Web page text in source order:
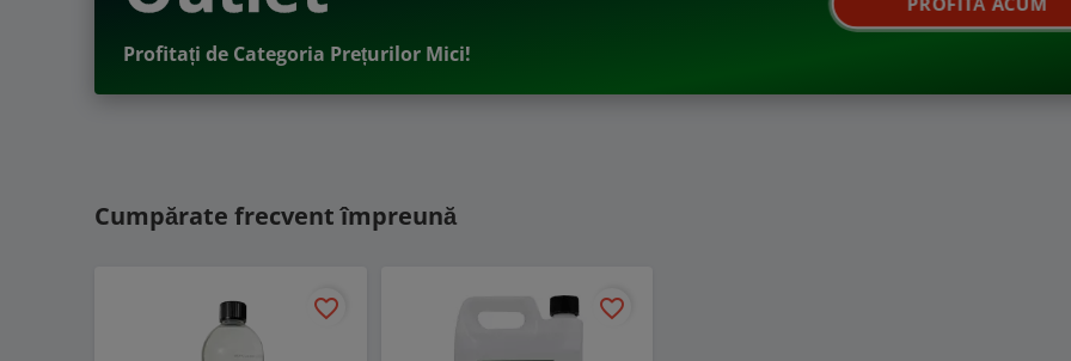
Profitați de Categoria Prețurilor Mici!
Cumpărate frecvent împreună
favorite_border favorite_border